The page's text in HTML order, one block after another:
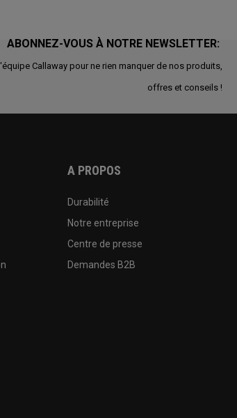
ABONNEZ-VOUS À NOTRE NEWSLETTER:
Callaway pour ne rien manquer de nos produits,
offres et conseils !
A PROPOS
Durabilité
Notre entreprise
Centre de presse
Demandes B2B